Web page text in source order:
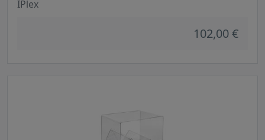
IPlex
102,00 €